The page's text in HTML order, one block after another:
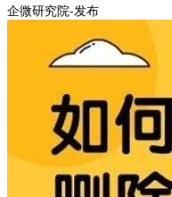
企微研究院-发布